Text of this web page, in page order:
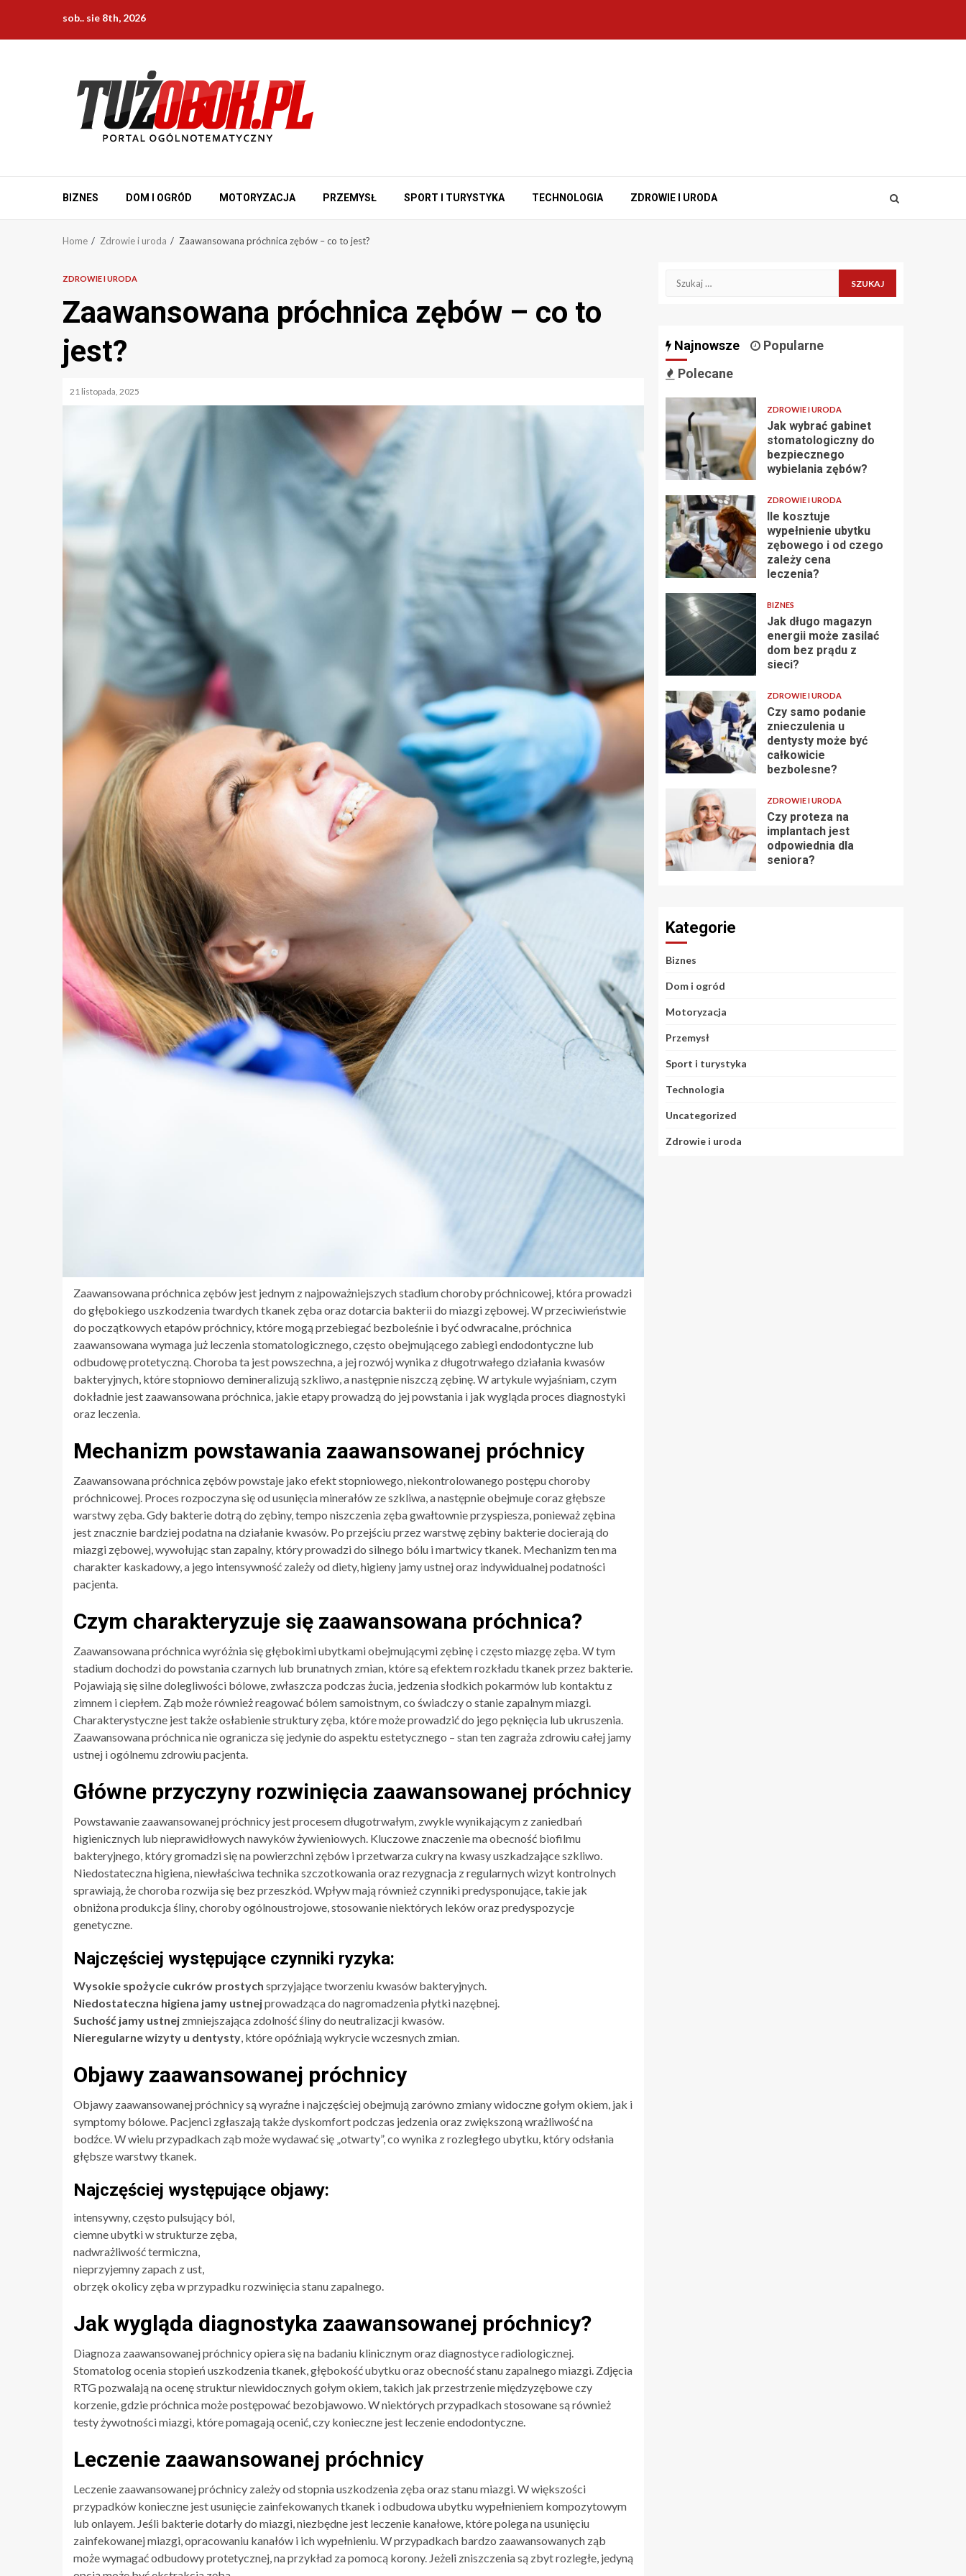
content
sob.. sie 8th, 2026
BIZNES DOM I OGRÓD MOTORYZACJA PRZEMYSŁ SPORT I TURYSTYKA TECHNOLOGIA ZDROWIE I URODA
Home Zdrowie i uroda Zaawansowana próchnica zębów – co to jest?
ZDROWIE I URODA
Zaawansowana próchnica zębów – co to
jest?
21 listopada, 2025
Zaawansowana próchnica zębów jest jednym z najpoważniejszych stadium choroby próchnicowej, która prowadzi
do głębokiego uszkodzenia twardych tkanek zęba oraz dotarcia bakterii do miazgi zębowej. W przeciwieństwie
do początkowych etapów próchnicy, które mogą przebiegać bezboleśnie i być odwracalne, próchnica
zaawansowana wymaga już leczenia stomatologicznego, często obejmującego zabiegi endodontyczne lub
odbudowę protetyczną. Choroba ta jest powszechna, a jej rozwój wynika z długotrwałego działania kwasów
bakteryjnych, które stopniowo demineralizują szkliwo, a następnie niszczą zębinę. W artykule wyjaśniam, czym
dokładnie jest zaawansowana próchnica, jakie etapy prowadzą do jej powstania i jak wygląda proces diagnostyki
oraz leczenia.
Mechanizm powstawania zaawansowanej próchnicy
Zaawansowana próchnica zębów powstaje jako efekt stopniowego, niekontrolowanego postępu choroby
próchnicowej. Proces rozpoczyna się od usunięcia minerałów ze szkliwa, a następnie obejmuje coraz głębsze
warstwy zęba. Gdy bakterie dotrą do zębiny, tempo niszczenia zęba gwałtownie przyspiesza, ponieważ zębina
jest znacznie bardziej podatna na działanie kwasów. Po przejściu przez warstwę zębiny bakterie docierają do
miazgi zębowej, wywołując stan zapalny, który prowadzi do silnego bólu i martwicy tkanek. Mechanizm ten ma
charakter kaskadowy, a jego intensywność zależy od diety, higieny jamy ustnej oraz indywidualnej podatności
pacjenta.
Czym charakteryzuje się zaawansowana próchnica?
Zaawansowana próchnica wyróżnia się głębokimi ubytkami obejmującymi zębinę i często miazgę zęba. W tym
stadium dochodzi do powstania czarnych lub brunatnych zmian, które są efektem rozkładu tkanek przez bakterie.
Pojawiają się silne dolegliwości bólowe, zwłaszcza podczas żucia, jedzenia słodkich pokarmów lub kontaktu z
zimnem i ciepłem. Ząb może również reagować bólem samoistnym, co świadczy o stanie zapalnym miazgi.
Charakterystyczne jest także osłabienie struktury zęba, które może prowadzić do jego pęknięcia lub ukruszenia.
Zaawansowana próchnica nie ogranicza się jedynie do aspektu estetycznego – stan ten zagraża zdrowiu całej jamy
ustnej i ogólnemu zdrowiu pacjenta.
Główne przyczyny rozwinięcia zaawansowanej próchnicy
Powstawanie zaawansowanej próchnicy jest procesem długotrwałym, zwykle wynikającym z zaniedbań
higienicznych lub nieprawidłowych nawyków żywieniowych. Kluczowe znaczenie ma obecność biofilmu
bakteryjnego, który gromadzi się na powierzchni zębów i przetwarza cukry na kwasy uszkadzające szkliwo.
Niedostateczna higiena, niewłaściwa technika szczotkowania oraz rezygnacja z regularnych wizyt kontrolnych
sprawiają, że choroba rozwija się bez przeszkód. Wpływ mają również czynniki predysponujące, takie jak
obniżona produkcja śliny, choroby ogólnoustrojowe, stosowanie niektórych leków oraz predyspozycje
genetyczne.
Najczęściej występujące czynniki ryzyka:
Wysokie spożycie cukrów prostych sprzyjające tworzeniu kwasów bakteryjnych.
Niedostateczna higiena jamy ustnejprowadząca do nagromadzenia płytki nazębnej.
Suchość jamy ustnej zmniejszająca zdolność śliny do neutralizacji kwasów.
Nieregularne wizyty u dentysty, które opóźniają wykrycie wczesnych zmian.
Objawy zaawansowanej próchnicy
Objawy zaawansowanej próchnicy są wyraźne i najczęściej obejmują zarówno zmiany widoczne gołym okiem, jak i
symptomy bólowe. Pacjenci zgłaszają także dyskomfort podczas jedzenia oraz zwiększoną wrażliwość na
bodźce. W wielu przypadkach ząb może wydawać się „otwarty”, co wynika z rozległego ubytku, który odsłania
głębsze warstwy tkanek.
Najczęściej występujące objawy:
intensywny, często pulsujący ból,
ciemne ubytki w strukturze zęba,
nadwrażliwość termiczna,
nieprzyjemny zapach z ust,
obrzęk okolicy zęba w przypadku rozwinięcia stanu zapalnego.
Jak wygląda diagnostyka zaawansowanej próchnicy?
Diagnoza zaawansowanej próchnicy opiera się na badaniu klinicznym oraz diagnostyce radiologicznej.
Stomatolog ocenia stopień uszkodzenia tkanek, głębokość ubytku oraz obecność stanu zapalnego miazgi. Zdjęcia
RTG pozwalają na ocenę struktur niewidocznych gołym okiem, takich jak przestrzenie międzyzębowe czy
korzenie, gdzie próchnica może postępować bezobjawowo. W niektórych przypadkach stosowane są również
testy żywotności miazgi, które pomagają ocenić, czy konieczne jest leczenie endodontyczne.
Leczenie zaawansowanej próchnicy
Leczenie zaawansowanej próchnicy zależy od stopnia uszkodzenia zęba oraz stanu miazgi. W większości
przypadków konieczne jest usunięcie zainfekowanych tkanek i odbudowa ubytku wypełnieniem kompozytowym
lub onlayem. Jeśli bakterie dotarły do miazgi, niezbędne jest leczenie kanałowe, które polega na usunięciu
zainfekowanej miazgi, opracowaniu kanałów i ich wypełnieniu. W przypadkach bardzo zaawansowanych ząb
może wymagać odbudowy protetycznej, na przykład za pomocą korony. Jeżeli zniszczenia są zbyt rozległe, jedyną
Szukaj:
Najnowsze
Popularne
Polecane
ZDROWIE I URODA
Jak wybrać gabinet
stomatologiczny do
bezpiecznego
wybielania zębów?
ZDROWIE I URODA
Ile kosztuje
wypełnienie ubytku
zębowego i od czego
zależy cena
leczenia?
BIZNES
Jak długo magazyn
energii może zasilać
dom bez prądu z
sieci?
ZDROWIE I URODA
Czy samo podanie
znieczulenia u
dentysty może być
całkowicie
bezbolesne?
ZDROWIE I URODA
Czy proteza na
implantach jest
odpowiednia dla
seniora?
Kategorie
Biznes
Dom i ogród
Motoryzacja
Przemysł
Sport i turystyka
Technologia
Uncategorized
Zdrowie i uroda